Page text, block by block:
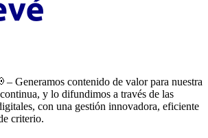
– Generamos contenido de valor para nuestra
y lo difundimos a través de las
con una gestión innovadora, eficiente
criterio.